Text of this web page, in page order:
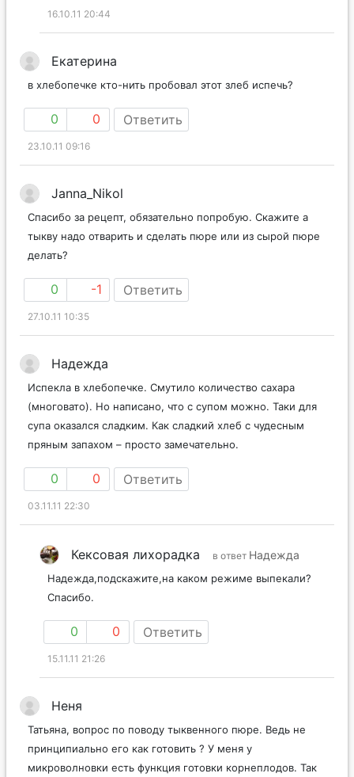
16.10.11 20:44
Екатерина
в хлебопечке кто-нить пробовал этот злеб испечь?
0 0 Ответить
23.10.11 09:16
Janna_Nikol
Спасибо за рецепт, обязательно попробую. Скажите а
тыкву надо отварить и сделать пюре или из сырой пюре
делать?
0 -1 Ответить
27.10.11 10:35
Надежда
Испекла в хлебопечке. Смутило количество сахара
(многовато). Но написано, что с супом можно. Таки для
супа оказался сладким. Как сладкий хлеб с чудесным
пряным запахом – просто замечательно.
0 0 Ответить
03.11.11 22:30
Кексовая лихорадка в ответ Надежда
Надежда,подскажите,на каком режиме выпекали?
Спасибо.
0 0 Ответить
15.11.11 21:26
Неня
Татьяна, вопрос по поводу тыквенного пюре. Ведь не
принципиально его как готовить ? У меня у
микроволновки есть функция готовки корнеплодов. Так